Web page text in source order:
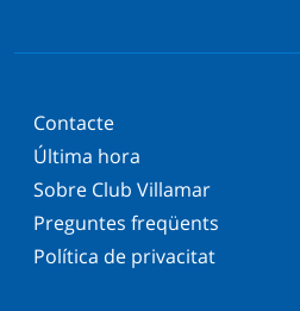
Contacte
Última hora
Sobre Club Villamar
Preguntes freqüents
Política de privacitat